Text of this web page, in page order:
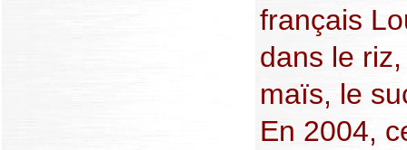
français
dans le
maïs, le
En 2004,